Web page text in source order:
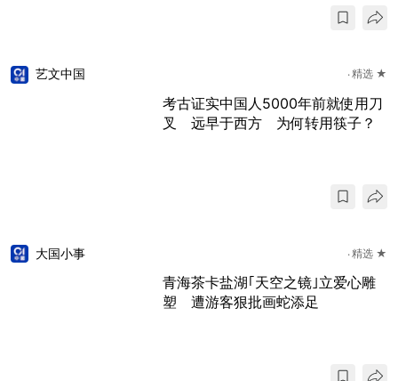
艺文中国 精选 ★
考古证实中国人5000年前就使用刀
叉 远早于西方 为何转用筷子？
大国小事 精选 ★
青海茶卡盐湖｢天空之镜｣立爱心雕
塑 遭游客狠批画蛇添足